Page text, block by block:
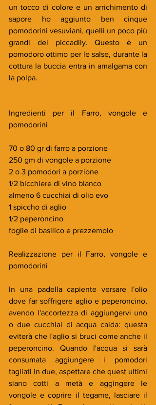
un tocco di colore e un arrichimento di
sapore ho aggiunto ben cinque
pomodorini vesuviani, quelli un poco più
grandi dei piccadily. Questo è un
pomodoro ottimo per le salse, durante la
cottura la buccia entra in amalgama con
la polpa.
Ingredienti per il Farro, vongole e
pomodorini
70 o 80 gr di farro a porzione
250 gm di vongole a porzione
2 o 3 pomodori a porzione
1/2 bicchiere di vino bianco
almeno 6 cucchiai di olio evo
1 spiccho di aglio
1/2 peperoncino
foglie di basilico e prezzemolo
Realizzazione
per il Farro, vongole e
pomodorini
In una padella capiente versare l'olio
dove far soffrigere aglio e peperoncino,
avendo l'accortezza di aggiungervi uno
o due cucchiai di acqua calda: questa
eviterà che l'aglio si bruci come anche il
peperoncino. Quando l'acqua si sarà
consumata aggiungere i pomodori
tagliati in due, aspettare che quest ultimi
siano cotti a metà e aggingere le
vongole e coprire il tegame, lasciare il